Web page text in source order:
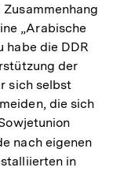
„Arabische
habe die DDR
der
sich selbst
die sich
nach eigenen
in